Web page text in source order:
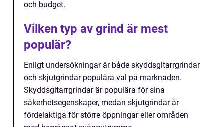
och budget.
Vilken typ av grind är mest
populär?
Enligt undersökningar är både skyddsgitarrgrindar
och skjutgrindar populära val på marknaden.
Skyddsgitarrgrindar är populära för sina
säkerhetsegenskaper, medan skjutgrindar är
fördelaktiga för större öppningar eller områden